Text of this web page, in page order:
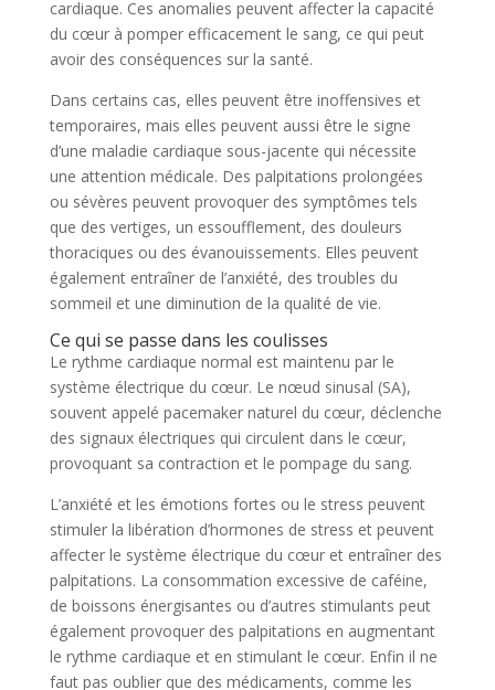
cardiaque. Ces anomalies peuvent affecter la capacité
du cœur à pomper efficacement le sang, ce qui peut
avoir des conséquences sur la santé.
Dans certains cas, elles peuvent être inoffensives et
temporaires, mais elles peuvent aussi être le signe
d’une maladie cardiaque sous-jacente qui nécessite
une attention médicale. Des palpitations prolongées
ou sévères peuvent provoquer des symptômes tels
que des vertiges, un essoufflement, des douleurs
thoraciques ou des évanouissements. Elles peuvent
également entraîner de l’anxiété, des troubles du
sommeil et une diminution de la qualité de vie.
Ce qui se passe dans les coulisses
Le rythme cardiaque normal est maintenu par le
système électrique du cœur. Le nœud sinusal (SA),
souvent appelé pacemaker naturel du cœur, déclenche
des signaux électriques qui circulent dans le cœur,
provoquant sa contraction et le pompage du sang.
L’anxiété et les émotions fortes ou le stress peuvent
stimuler la libération d’hormones de stress et peuvent
affecter le système électrique du cœur et entraîner des
palpitations. La consommation excessive de caféine,
de boissons énergisantes ou d’autres stimulants peut
également provoquer des palpitations en augmentant
le rythme cardiaque et en stimulant le cœur. Enfin il ne
faut pas oublier que des médicaments, comme les